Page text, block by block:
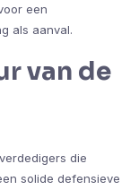
een
als aanval.
van de
die
solide defensieve